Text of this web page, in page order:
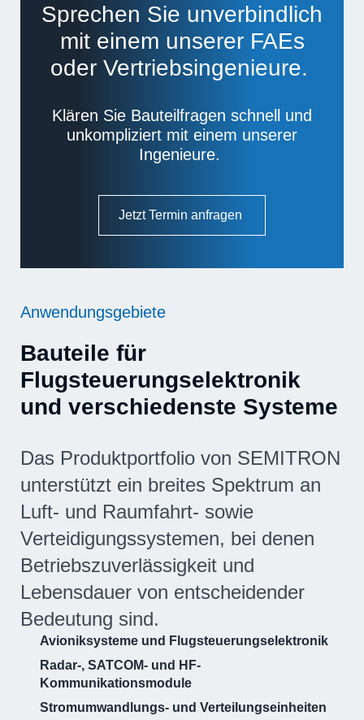
Sprechen Sie unverbindlich
mit einem unserer FAEs
oder Vertriebsin­genieure.
Klären Sie Bauteilfragen schnell und
unkompliziert mit einem unserer
Ingenieure.
Jetzt Termin anfragen
Anwendungsgebiete
Bauteile für
Flugsteuerungselektronik
und verschiedenste Systeme
Das Produktportfolio von SEMITRON
unterstützt ein breites Spektrum an
Luft- und Raumfahrt- sowie
Verteidigungssystemen, bei denen
Betriebszuverlässigkeit und
Lebensdauer von entscheidender
Bedeutung sind.
Avioniksysteme und Flugsteuerungselektronik
Radar-, SATCOM- und HF-
Kommunikationsmodule
Stromumwandlungs- und Verteilungseinheiten